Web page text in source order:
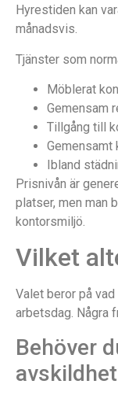
Hyrestiden kan
månadsvis.
Tjänster som
Möblerat
Gemensam
Tillgång till
Gemensamt
Ibland
Prisnivån är
platser, men man
kontorsmiljö.
Vilket
Valet beror på
arbetsdag. Några
Behöver